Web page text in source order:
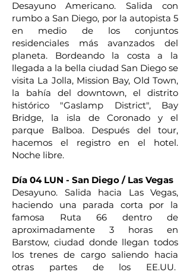
Desayuno Americano. Salida con
rumbo a San Diego, por la autopista 5
en medio de los conjuntos
residenciales más avanzados del
planeta. Bordeando la costa a la
llegada a la bella ciudad San Diego se
visita La Jolla, Mission Bay, Old Town,
la bahía del downtown, el distrito
histórico "Gaslamp District", Bay
Bridge, la isla de Coronado y el
parque Balboa. Después del tour,
hacemos el registro en el hotel.
Noche libre.
Día 04 LUN - San Diego / Las Vegas
Desayuno. Salida hacia Las Vegas,
haciendo una parada corta por la
famosa Ruta 66 dentro de
aproximadamente 3 horas en
Barstow, ciudad donde llegan todos
los trenes de cargo saliendo hacia
otras partes de los EE.UU.